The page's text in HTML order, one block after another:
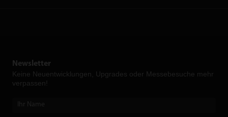
Newsletter
Keine Neuent­wicklungen, Upgrades oder Messebesuche mehr
verpassen!